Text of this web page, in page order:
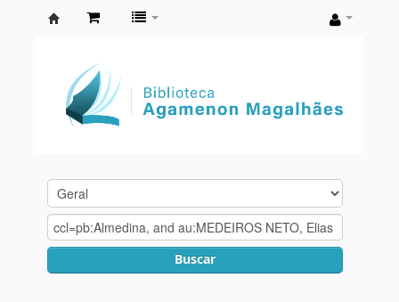
Agamenon
Magalhães
Buscar